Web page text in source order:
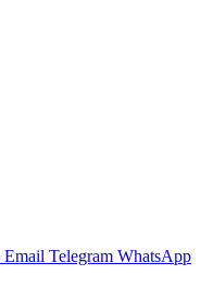
Email Telegram WhatsApp